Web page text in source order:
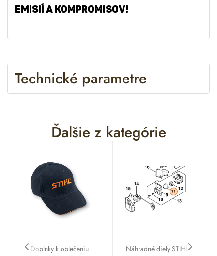
EMISIÍ A KOMPROMISOV!
Technické parametre
Ďalšie z kategórie
Doplnky k oblečeniu
Náhradné diely STIHL